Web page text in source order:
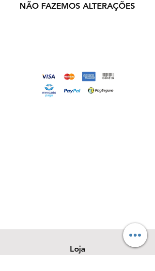
NÃO FAZEMOS ALTERAÇÕES
Loja